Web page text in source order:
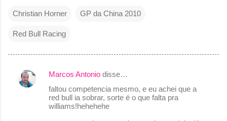
Christian Horner GP da China 2010
Red Bull Racing
C
Marcos Antonio disse…
faltou competencia mesmo, e eu achei que a
red bull ia sobrar, sorte é o que falta pra
williams!hehehehe